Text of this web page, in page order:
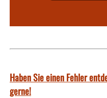
Haben Sie einen Fehler
gerne!